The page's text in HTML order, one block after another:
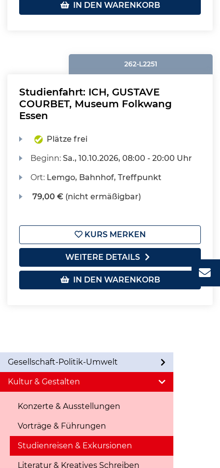
IN DEN WARENKORB
262-L2251
Studienfahrt: ICH, GUSTAVE
COURBET, Museum Folkwang
Essen
Plätze frei
Beginn:Sa., 10.10.2026, 08:00 - 20:00 Uhr
Ort: Lemgo, Bahnhof, Treffpunkt
79,00 € (nicht ermäßigbar)
KURS MERKEN
WEITERE DETAILS
IN DEN WARENKORB
Gesellschaft-Politik-Umwelt
Kultur & Gestalten
Konzerte & Ausstellungen
Vorträge & Führungen
Studienreisen & Exkursionen
Literatur & Kreatives Schreiben